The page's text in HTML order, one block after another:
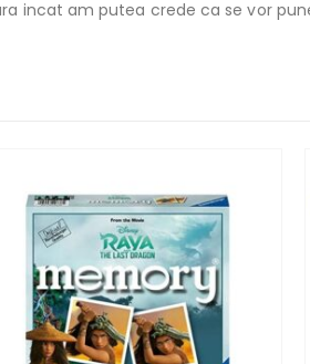
incat am putea crede ca se vor